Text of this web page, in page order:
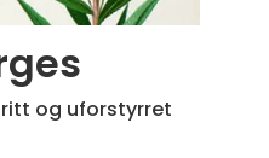
og uforstyrret